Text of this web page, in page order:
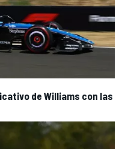
de Williams con las